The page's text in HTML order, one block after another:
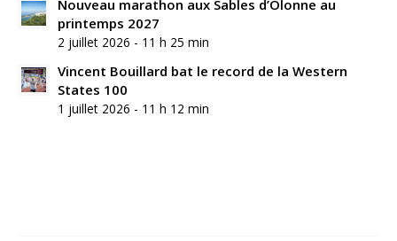
Nouveau marathon aux Sables d’Olonne au
printemps 2027
2 juillet 2026 - 11 h 25 min
Vincent Bouillard bat le record de la Western
States 100
1 juillet 2026 - 11 h 12 min